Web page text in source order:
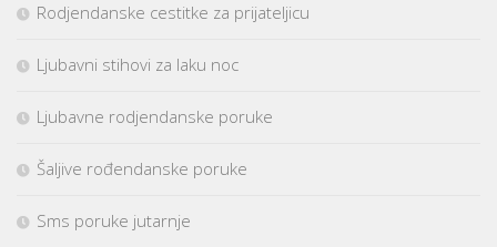
Rodjendanske cestitke za prijateljicu
Ljubavni stihovi za laku noc
Ljubavne rodjendanske poruke
Šaljive rođendanske poruke
Sms poruke jutarnje